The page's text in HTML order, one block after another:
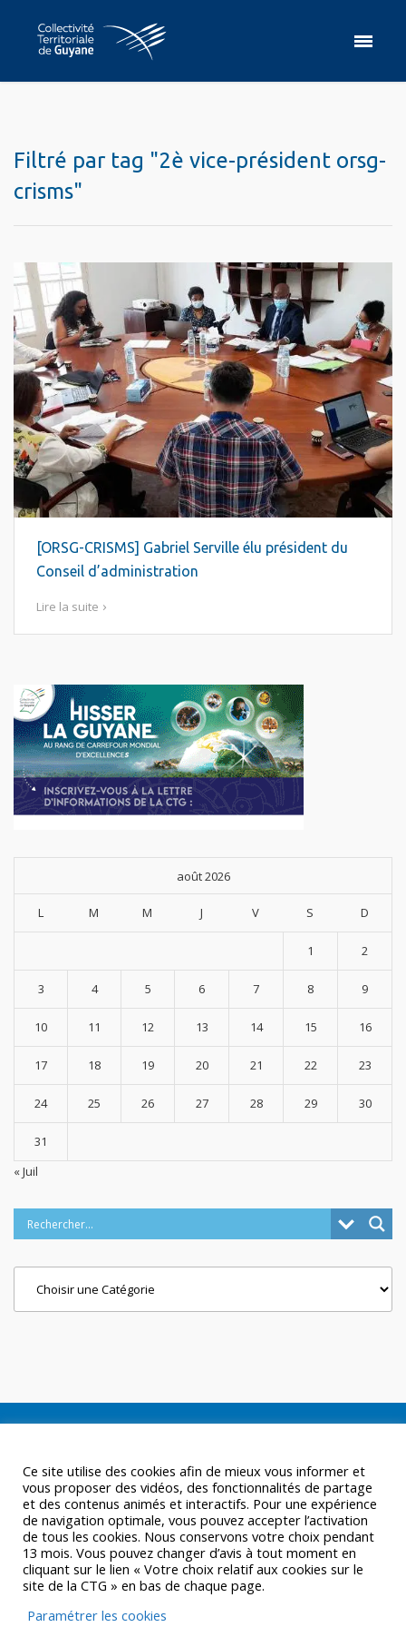
Filtré par tag "2è vice-président orsg-
crisms"
[ORSG-CRISMS] Gabriel Serville élu président du
Conseil d’administration
Lire la suite
août 2026
L M M J V S D
1 2
3 4 5 6 7 8 9
10 11 12 13 14 15 16
17 18 19 20 21 22 23
24 25 26 27 28 29 30
31
« Juil
Ce site utilise des cookies afin de mieux vous informer et
vous proposer des vidéos, des fonctionnalités de partage
et des contenus animés et interactifs. Pour une expérience
de navigation optimale, vous pouvez accepter l’activation
de tous les cookies. Nous conservons votre choix pendant
13 mois. Vous pouvez changer d’avis à tout moment en
cliquant sur le lien « Votre choix relatif aux cookies sur le
site de la CTG » en bas de chaque page.
Paramétrer les cookies